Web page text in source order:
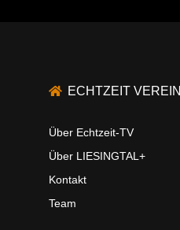
ECHTZEIT VEREIN
Über Echtzeit-TV
Über LIESINGTAL+
Kontakt
Team